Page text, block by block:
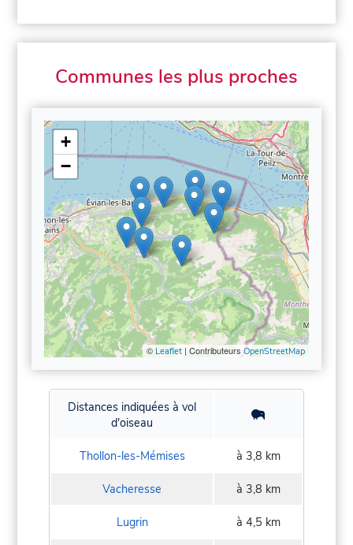
Communes les plus proches
+
−
© Leaflet| Contributeurs OpenStreetMap
Distances indiquées à vol
d'oiseau
Thollon-les-Mémises à 3,8 km
Vacheresse à 3,8 km
Lugrin à 4,5 km